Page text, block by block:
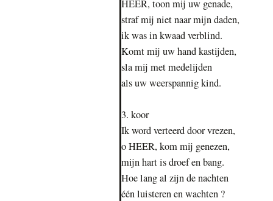
HEER, toon mij uw genade,
straf mij niet naar mijn daden,
ik was in kwaad verblind.
Komt mij uw hand kastijden,
sla mij met medelijden
als uw weerspannig kind.
3. koor
Ik word verteerd door vrezen,
o HEER, kom mij genezen,
mijn hart is droef en bang.
Hoe lang al zijn de nachten
één luisteren en wachten ?